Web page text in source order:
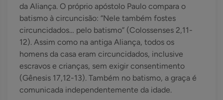
da Aliança. O próprio apóstolo Paulo compara o
batismo à circuncisão: “Nele também fostes
circuncidados… pelo batismo” (Colossenses 2,11-
12). Assim como na antiga Aliança, todos os
homens da casa eram circuncidados, inclusive
escravos e crianças, sem exigir consentimento
(Gênesis 17,12-13). Também no batismo, a graça é
comunicada independentemente da idade.